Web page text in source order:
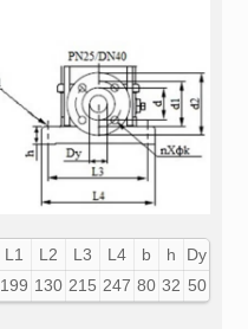
L1 L2 L3 L4 b h Dy
199 130 215 247 80 32 50